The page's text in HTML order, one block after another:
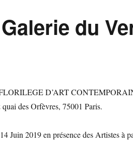
du
D’ART
des Orfèvres, 75001 Paris.
Juin 2019 en présence des Artistes à